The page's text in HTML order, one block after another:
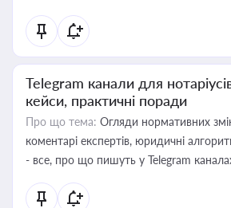
Telegram канали для
кейси, практичні поради
Про що тема: Огляди нормативних
коментарі експертів, юридичні
- все, про що пишуть у Telegram